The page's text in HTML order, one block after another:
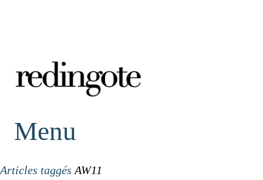
redingote.
Menu
Articles taggés AW11